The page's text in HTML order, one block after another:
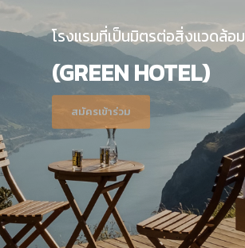
โรงแรมที่เป็นมิตรต่อสิ่งแวดล้อม
(GREEN HOTEL)
สมัครเข้าร่วม